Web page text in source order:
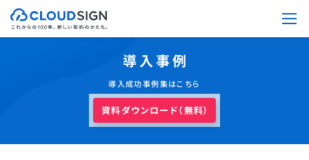
導入事例
導入成功事例集はこちら
資料ダウンロード（無料）